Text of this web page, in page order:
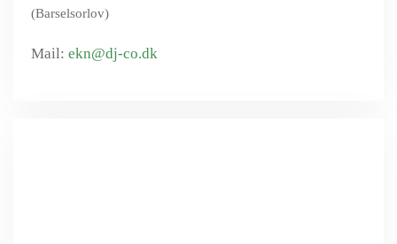
(Barselsorlov)
ekn@dj-co.dk